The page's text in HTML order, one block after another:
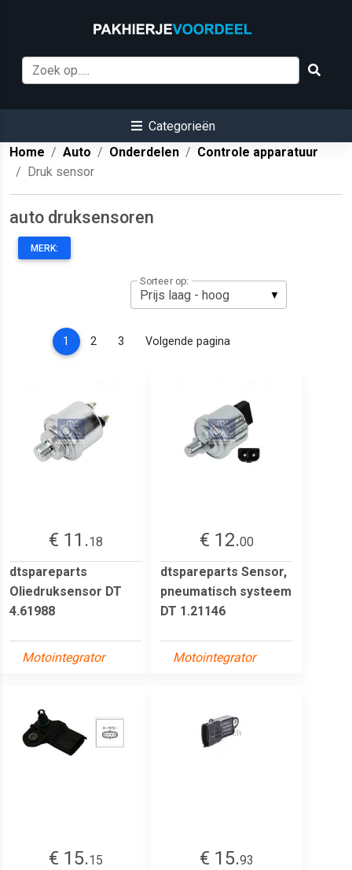
Categorieën
Home
Auto Onderdelen
Controle apparatuur
Druk sensor
auto druksensoren
MERK:
Sorteer op:
1 (current)
2 3 Volgende pagina
€ 11.18
dtspareparts
Oliedruksensor DT
4.61988
Motointegrator
€ 12.00
dtspareparts Sensor,
pneumatisch systeem
DT 1.21146
Motointegrator
€ 15.15
€ 15.93